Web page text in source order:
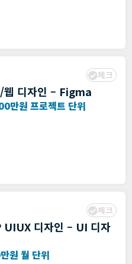
체크
웹 디자인 – Figma
만원 프로젝트 단위
체크
UIUX 디자인 – UI 디자
원 월 단위